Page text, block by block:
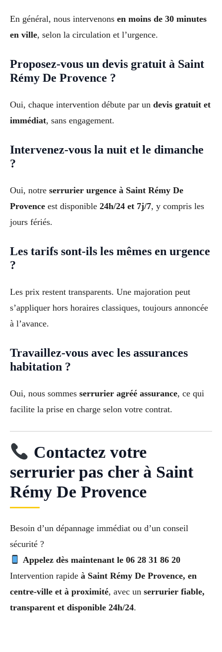
En général, nous intervenons en moins de 30 minutes
en ville, selon la circulation et l’urgence.
Proposez-vous un devis gratuit à Saint
Rémy De Provence ?
Oui, chaque intervention débute par un devis gratuit et
immédiat, sans engagement.
Intervenez-vous la nuit et le dimanche
?
Oui, notre serrurier urgence à Saint Rémy De
Provence est disponible 24h/24 et 7j/7, y compris les
jours fériés.
Les tarifs sont-ils les mêmes en urgence
?
Les prix restent transparents. Une majoration peut
s’appliquer hors horaires classiques, toujours annoncée
à l’avance.
Travaillez-vous avec les assurances
habitation ?
Oui, nous sommes serrurier agréé assurance, ce qui
facilite la prise en charge selon votre contrat.
Contactez votre
serrurier pas cher à Saint
Rémy De Provence
Besoin d’un dépannage immédiat ou d’un conseil
sécurité ?
Appelez dès maintenant le 06 28 31 86 20
Intervention rapide à Saint Rémy De Provence, en
centre-ville et à proximité, avec un serrurier fiable,
transparent et disponible 24h/24.